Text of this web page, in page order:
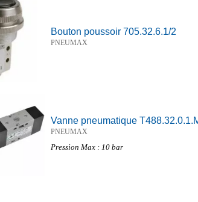
Bouton poussoir 705.32.6.1/2
PNEUMAX
Vanne pneumatique
PNEUMAX
Pression Max : 10 bar